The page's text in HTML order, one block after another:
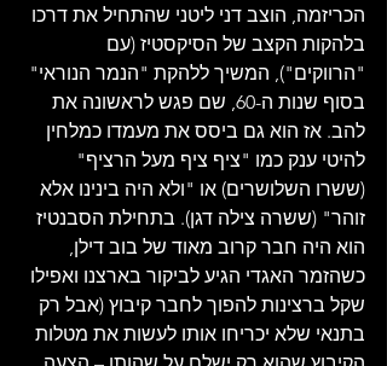
הכריזמה, הוצב דני ליטני שהתחיל את דרכו
בלהקות הקצב של הסיקסטיז (עם
"הרווקים"), המשיך ללהקת "הנמר הנוראי"
בסוף שנות ה-60, שם פגש לראשונה את
להב. אז הוא גם ביסס את מעמדו כמלחין
להיטי ענק כמו "ציף ציף מעל הרציף"
(ששרו השלושרים) או "ולא היה בינינו אלא
זוהר" (ששרה צילה דגן). בתחילת הסבנטיז
הוא היה חבר קרוב מאוד של בוב דילן,
כשהזמר האגדי הגיע לביקור בארצנו ואפילו
שקל ברצינות להפוך לחבר קיבוץ (אבל רק
בתנאי שלא יכריחו אותו לעשות את מטלות